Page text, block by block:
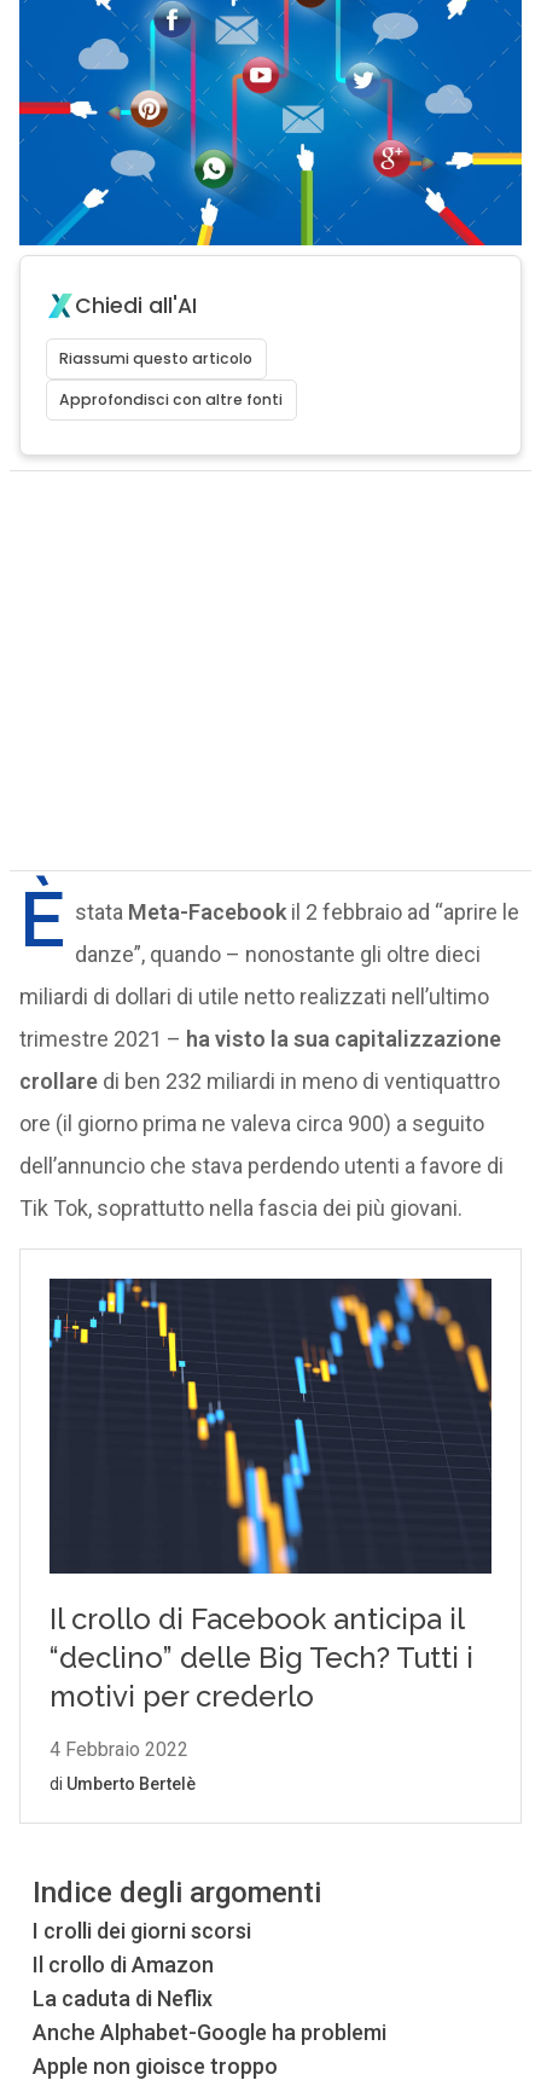
Chiedi all'AI
Riassumi questo articolo
Approfondisci con altre fonti
È stata Meta-Facebookil 2 febbraio ad “aprire le
danze”, quando – nonostante gli oltre dieci
miliardi di dollari di utile netto realizzati nell’ultimo
trimestre 2021 – ha visto la sua capitalizzazione
crollaredi ben 232 miliardi in meno di ventiquattro
ore (il giorno prima ne valeva circa 900) a seguito
dell’annuncio che stava perdendo utenti a favore di
Tik Tok, soprattutto nella fascia dei più giovani.
Indice degli argomenti
I crolli dei giorni scorsi
Il crollo di Amazon
La caduta di Neflix
Anche Alphabet-Google ha problemi
Apple non gioisce troppo